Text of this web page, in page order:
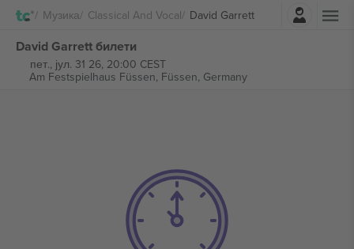
Музика Classical And Vocal David Garrett
Најави се
David Garrett билети
пет., јул. 31 26, 20:00 CEST
Am Festspielhaus Füssen, Füssen, Germany